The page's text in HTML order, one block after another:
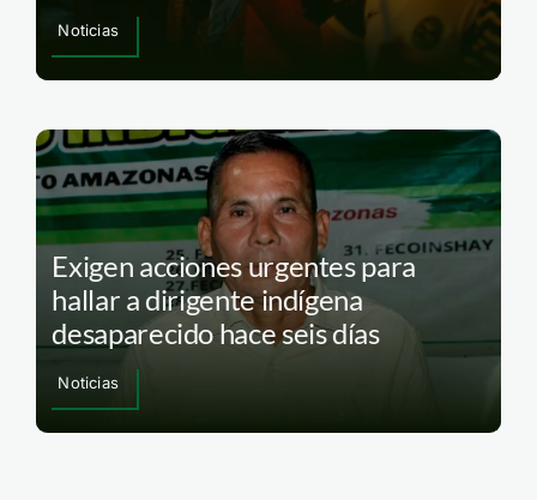
Noticias
Exigen acciones urgentes para
hallar a dirigente indígena
desaparecido hace seis días
Noticias